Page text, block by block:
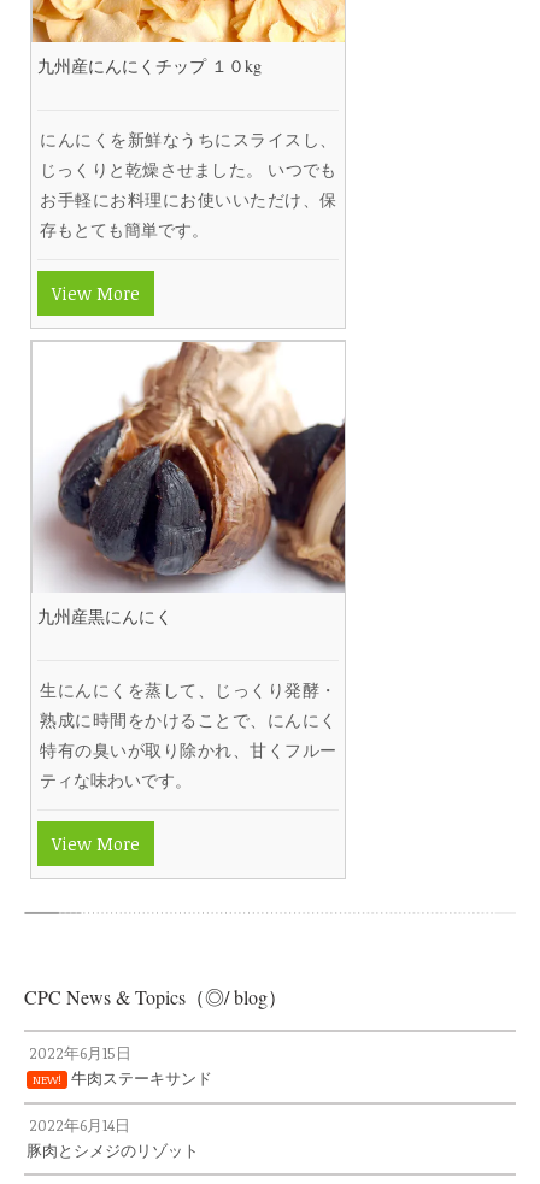
九州産にんにくチップ １０kg
にんにくを新鮮なうちにスライスし、
じっくりと乾燥させました。 いつでも
お手軽にお料理にお使いいただけ、保
存もとても簡単です。
View More
九州産黒にんにく
生にんにくを蒸して、じっくり発酵・
熟成に時間をかけることで、にんにく
特有の臭いが取り除かれ、甘くフルー
ティな味わいです。
View More
CPC News & Topics（◎/ blog）
2022年6月15日
NEW! 牛肉ステーキサンド
2022年6月14日
豚肉とシメジのリゾット